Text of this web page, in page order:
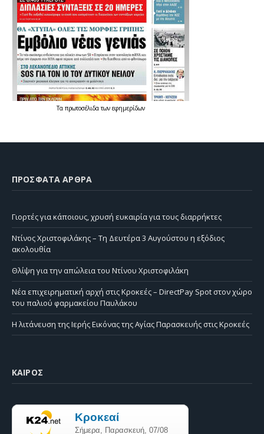
Τα πρωτοσέλιδατων εφημερίδων
ΠΡΌΣΦΑΤΑ ΆΡΘΡΑ
Γιορτές για κάποιους, χρυσή ευκαιρία για τους διαρρήκτες
Ντίνος Χριστοφιλάκης – Τη Δευτέρα 3 Αυγούστου η εξόδιος
ακολουθία
Θλίψη για την απώλεια του Ντίνου Χριστοφιλάκη
Νέα επιχειρηματική αρχή στις Κροκεές – DirectPay Spot στον χώρο
του παλιού φαρμακείου Παυλάκου
Η λιτάνευση της Ιερής Εικόνας της Αγίας Παρασκευής στις Κροκεές
ΚΑΙΡΌΣ